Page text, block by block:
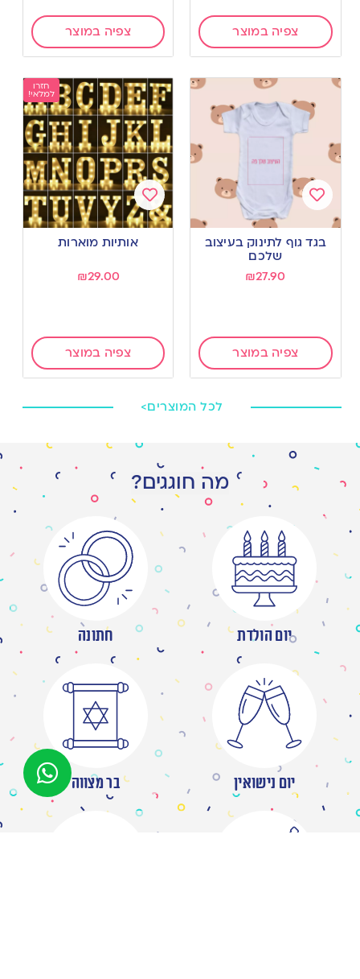
צפיה במוצר צפיה במוצר
to
wishlist
בגד גוף לתינוק בעיצוב
שלכם
₪27.90
צפיה במוצר
חזרו
למלאי!
Add
wishlist
אותיות מוארות
₪29.00
צפיה במוצר
לכל המוצרים>
מה חוגגים?
יום הולדת חתונה
יום נישואין בר מצווה